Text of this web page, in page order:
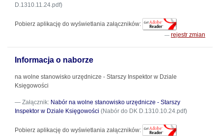
D.1310.11.24.pdf)
Pobierz aplikację do wyświetlania załączników:
rejestr zmian
Informacja o naborze
na wolne stanowisko urzędnicze - Starszy Inspektor w Dziale
Księgowości
Załącznik: Nabór na wolne stanowisko urzędnicze - Starszy
Inspektor w Dziale Księgowości (Nabór do DK D.1310.10.24.pdf)
Pobierz aplikację do wyświetlania załączników: